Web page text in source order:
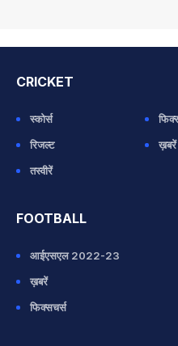
CRICKET
स्कोर्स
रिजल्ट
ख़बरें
तस्वीरें
FOOTBALL
आईएसएल 2022-23
ख़बरें
फिक्सचर्स